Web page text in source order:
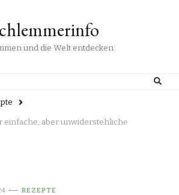
und die Welt entdecken
einfache, aber unwiderstehliche
REZEPTE